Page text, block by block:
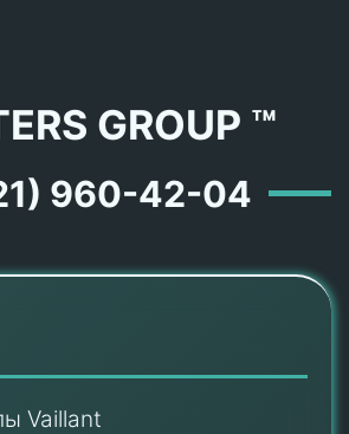
GROUP ™
960-42-04
Vaillant